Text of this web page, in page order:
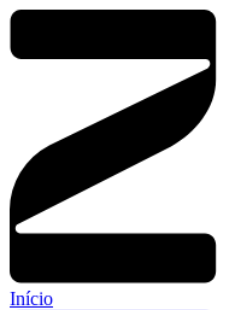
Início